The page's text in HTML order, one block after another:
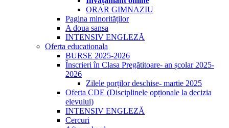
ORAR GIMNAZIU
Pagina minorităților
A doua sansa
INTENSIV ENGLEZĂ
Oferta educationala
BURSE 2025-2026
Înscrieri în Clasa Pregătitoare- an școlar 2025-
2026
Zilele porților deschise- martie 2025
Oferta CDE (Disciplinele opționale la decizia
elevului)
INTENSIV ENGLEZĂ
Cercuri